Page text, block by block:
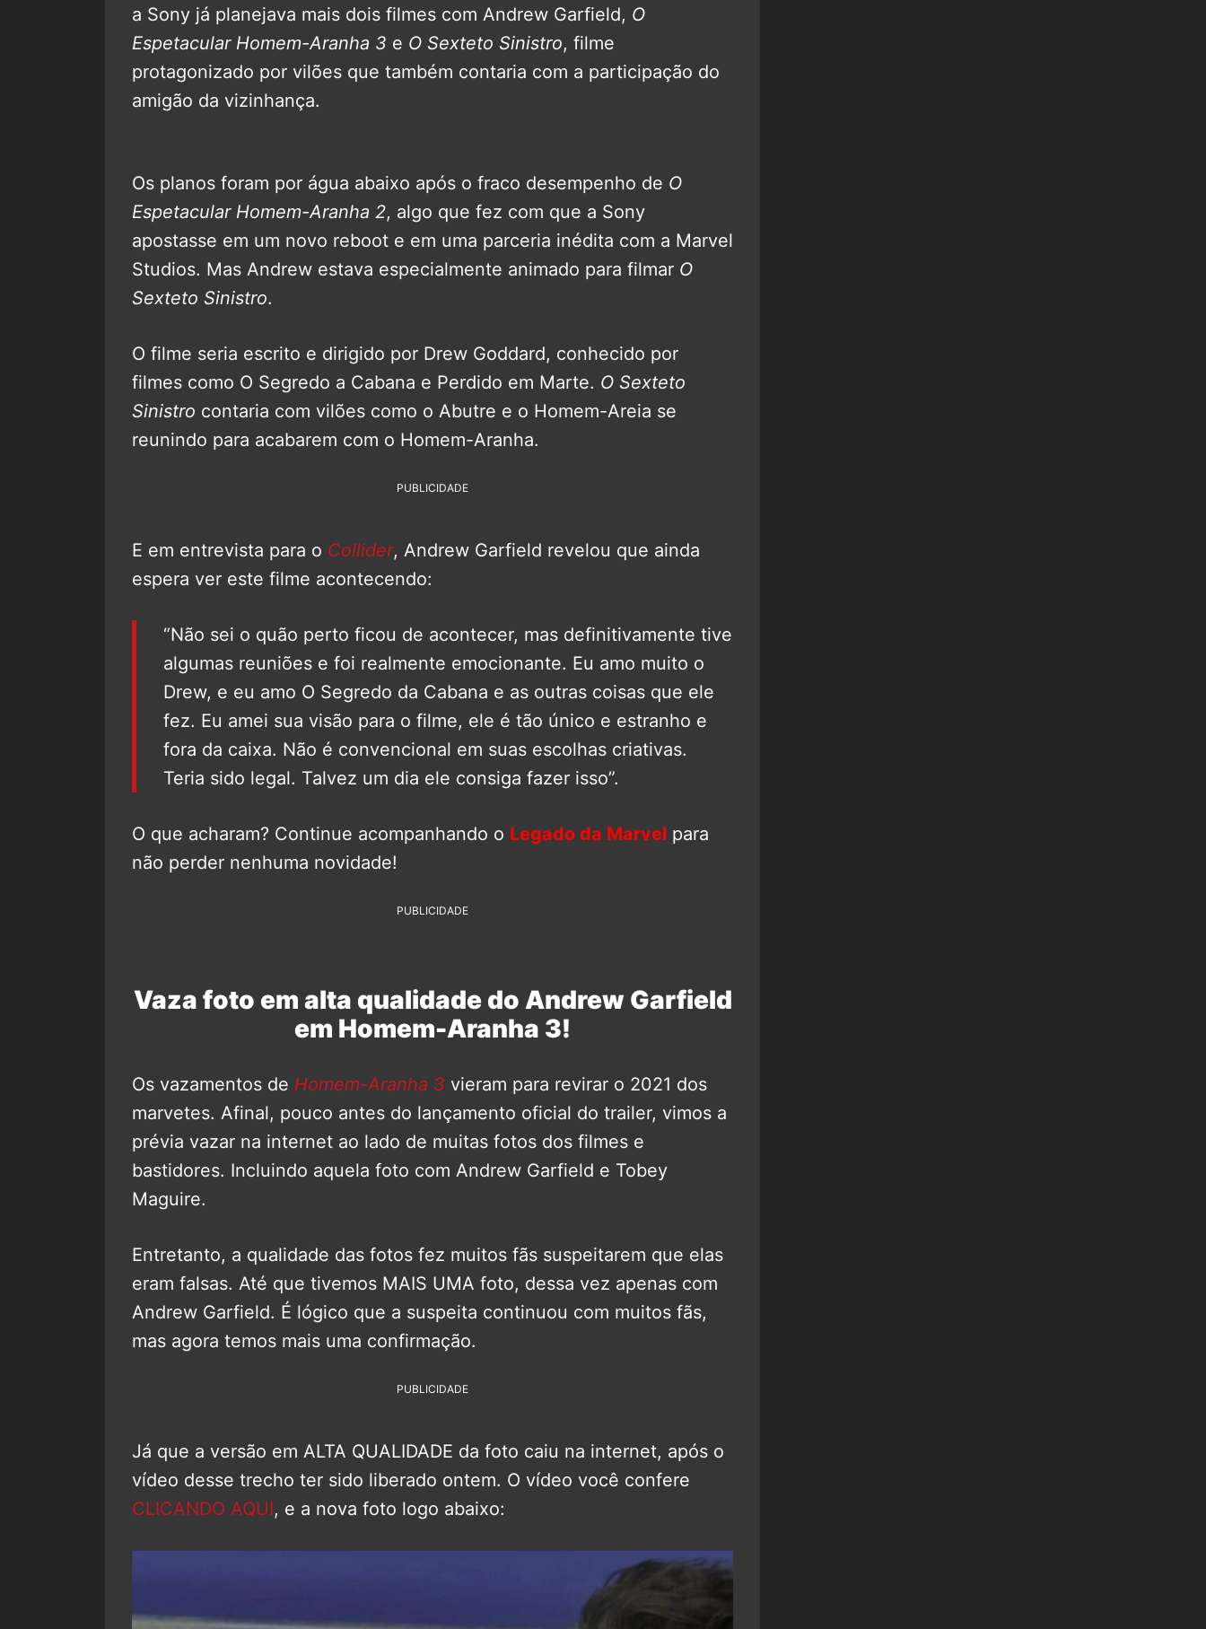
a Sony já planejava mais dois filmes com Andrew Garfield, O
Espetacular Homem-Aranha 3 e O Sexteto Sinistro, filme
protagonizado por vilões que também contaria com a participação do
amigão da vizinhança.
Os planos foram por água abaixo após o fraco desempenho de O
Espetacular Homem-Aranha 2, algo que fez com que a Sony
apostasse em um novo reboot e em uma parceria inédita com a Marvel
Studios. Mas Andrew estava especialmente animado para filmar O
Sexteto Sinistro.
O filme seria escrito e dirigido por Drew Goddard, conhecido por
filmes como O Segredo a Cabana e Perdido em Marte. O Sexteto
Sinistro contaria com vilões como o Abutre e o Homem-Areia se
reunindo para acabarem com o Homem-Aranha.
PUBLICIDADE
E em entrevista para o Collider, Andrew Garfield revelou que ainda
espera ver este filme acontecendo:
“Não sei o quão perto ficou de acontecer, mas definitivamente tive
algumas reuniões e foi realmente emocionante. Eu amo muito o
Drew, e eu amo O Segredo da Cabana e as outras coisas que ele
fez. Eu amei sua visão para o filme, ele é tão único e estranho e
fora da caixa. Não é convencional em suas escolhas criativas.
Teria sido legal. Talvez um dia ele consiga fazer isso”.
O que acharam? Continue acompanhando o Legado da Marvel para
não perder nenhuma novidade!
PUBLICIDADE
Vaza foto em alta qualidade do Andrew Garfield
em Homem-Aranha 3!
Os vazamentos de Homem-Aranha 3 vieram para revirar o 2021 dos
marvetes. Afinal, pouco antes do lançamento oficial do trailer, vimos a
prévia vazar na internet ao lado de muitas fotos dos filmes e
bastidores. Incluindo aquela foto com Andrew Garfield e Tobey
Maguire.
Entretanto, a qualidade das fotos fez muitos fãs suspeitarem que elas
eram falsas. Até que tivemos MAIS UMA foto, dessa vez apenas com
Andrew Garfield. É lógico que a suspeita continuou com muitos fãs,
mas agora temos mais uma confirmação.
PUBLICIDADE
Já que a versão em ALTA QUALIDADE da foto caiu na internet, após o
vídeo desse trecho ter sido liberado ontem. O vídeo você confere
CLICANDO AQUI, e a nova foto logo abaixo: